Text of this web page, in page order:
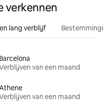
verkennen
lang verblijf
Barcelona
van een maand
van een maand